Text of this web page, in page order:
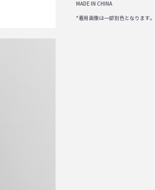
MADE IN CHINA
*着用画像は一部別色となります。